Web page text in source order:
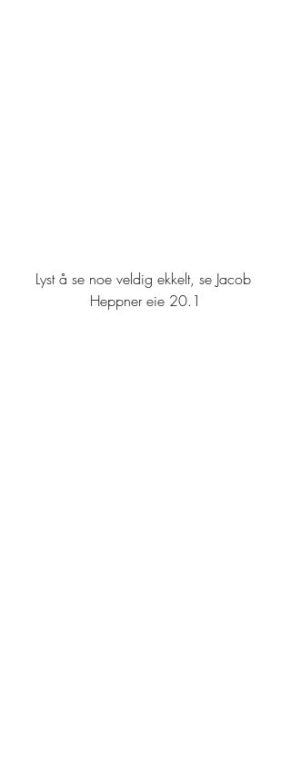
Lyst å se noe veldig ekkelt, se Jacob
Heppner eie 20.1